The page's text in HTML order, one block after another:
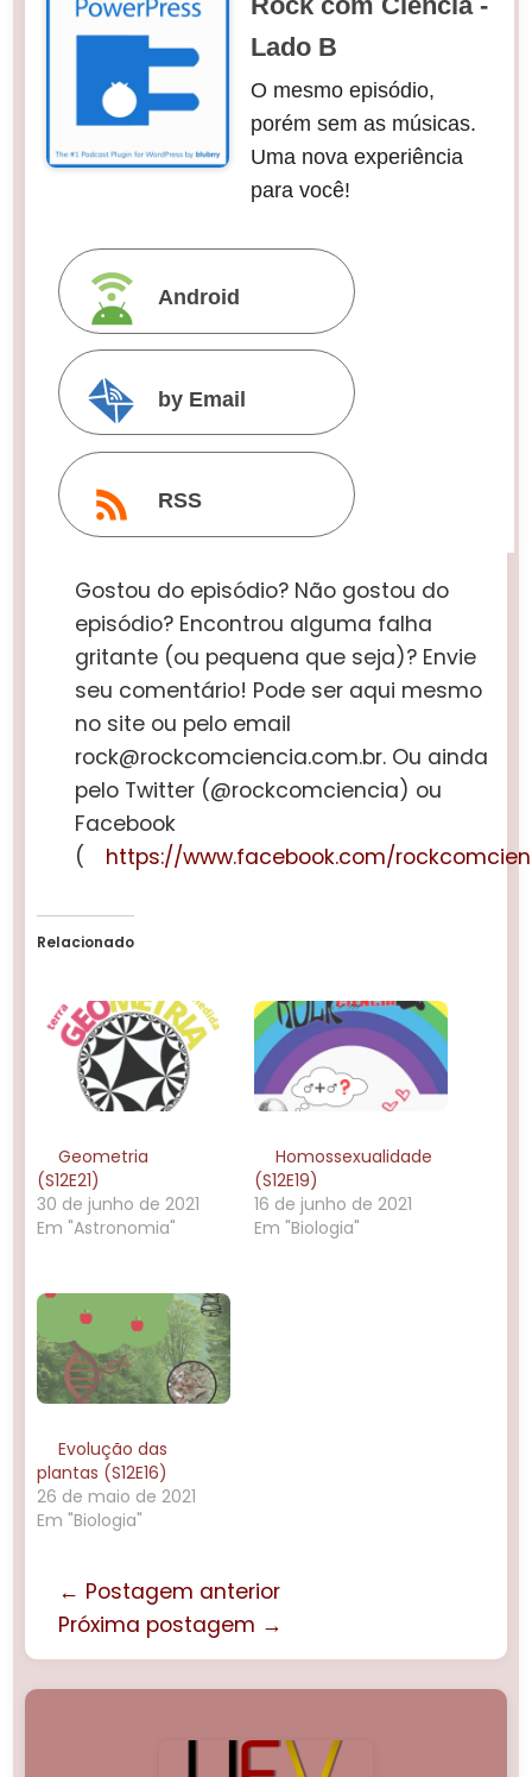
Lado B
O mesmo episódio,
porém sem as músicas.
Uma nova experiência
para você!
Android
by Email
RSS
Gostou do episódio? Não gostou do
episódio? Encontrou alguma falha
gritante (ou pequena que seja)? Envie
seu comentário! Pode ser aqui mesmo
no site ou pelo email
rock@rockcomciencia.com.br. Ou ainda
pelo Twitter (@rockcomciencia) ou
Facebook
(
https://www.facebook.com/
Relacionado
Geometria
(S12E21)
30 de junho de 2021
Em "Astronomia"
Homossexualidade
(S12E19)
16 de junho de 2021
Em "Biologia"
Evolução das
plantas (S12E16)
26 de maio de 2021
Em "Biologia"
← Postagem anterior
Próxima postagem →